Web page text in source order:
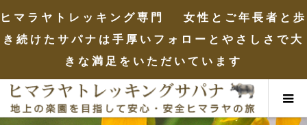
ヒマラヤトレッキング専門 女性とご年長者と歩
き続けたサパナは手厚いフォローとやさしさで大
きな満足をいただいています